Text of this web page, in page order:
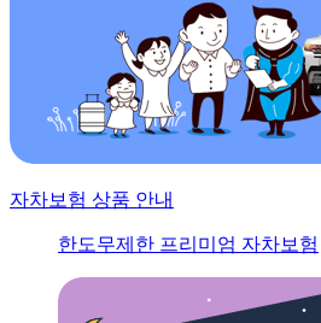
자차보험 상품 안내
한도무제한 프리미엄 자차보험